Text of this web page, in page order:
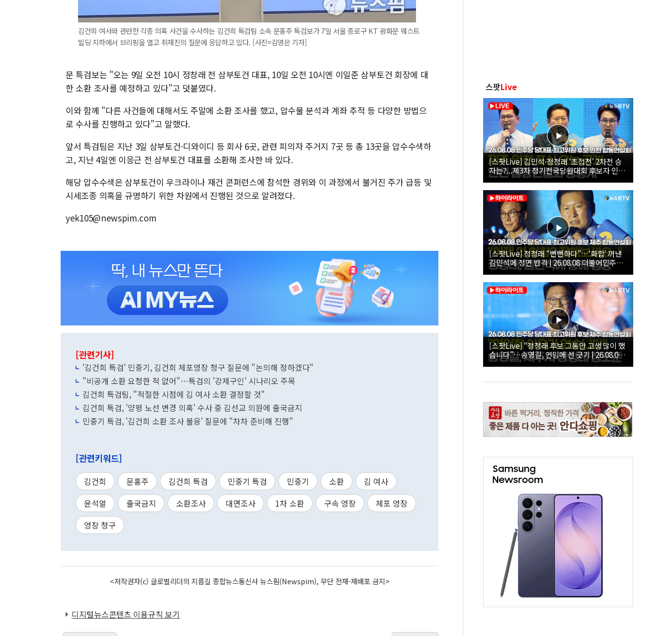
김건희 여사와 관련한 각종 의혹 사건을 수사하는 김건희 특검팀 소속 문홍주 특검보가 7일 서울 종로구 KT 광화문 웨스트
빌딩 지하에서 브리핑을 열고 취재진의 질문에 응답하고 있다. [사진=김영은 기자]
문 특검보는 "오는 9일 오전 10시 정창래 전 삼부토건 대표, 10일 오전 10시엔 이일준 삼부토건 회장에 대
한 소환 조사를 예정하고 있다"고 덧붙였다.
이와 함께 "다른 사건들에 대해서도 주말에 소환 조사를 했고, 압수물 분석과 계좌 추적 등 다양한 방법으
로 수사를 진행하고 있다"고 말했다.
앞서 특검팀은 지난 3일 삼부토건·디와이디 등 회사 6곳, 관련 피의자 주거지 7곳 등 총 13곳을 압수수색하
고, 지난 4일엔 이응근 전 삼부토건 대표를 소환해 조사한 바 있다.
해당 압수수색은 삼부토건이 우크라이나 재건 콘퍼런스에 참석한 경위와 이 과정에서 불거진 주가 급등 및
시세조종 의혹을 규명하기 위한 차원에서 진행된 것으로 알려졌다.
yek105@newspim.com
[관련기사]
'김건희 특검' 민중기, 김건희 체포영장 청구 질문에 "논의해 정하겠다"
"비공개 소환 요청한 적 없어"…특검의 '강제구인' 시나리오 주목
김건희 특검팀, "적절한 시점에 김 여사 소환 결정할 것"
김건희 특검, '양평 노선 변경 의혹' 수사 중 김선교 의원에 출국금지
민중기 특검, '김건희 소환 조사 불응' 질문에 "차차 준비해 진행"
[관련키워드]
김건희 문홍주 김건희 특검 민중기 특검 민중기 소환
김 여사
윤석열
출국금지 소환조사 대면조사 1차 소환 구속 영장
체포 영장
영장 청구
<저작권자(c) 글로벌리더의 지름길 종합뉴스통신사 뉴스핌(Newspim), 무단 전재-재배포 금지>
디지털뉴스콘텐츠 이용규칙 보기
스팟Live
[스팟Live] 김민석·정청래 ‘초접전’ 2차전 승
자는?...제3차 정기전국당원대회 후보자 인천
합동연설회 생중계 | 26.08.08
[스팟Live] 정청래 “뻔뻔하다”…‘화합’ 꺼낸
김민석에 정면 반격 | 26.08.08 더불어민주당
당대표·최고위원 후보 제주 합동연설회
[스팟Live] “정청래 후보 그동안 고생 많이 했
습니다”…송영길, 연임에 선 긋기 | 26.08.08
더불어민주당 당대표·최고위원 후보 제주 합